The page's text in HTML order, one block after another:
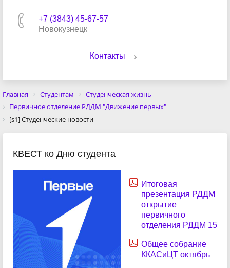
+7 (3843) 45-67-57
Новокузнецк
Контакты
Главная Студентам
Студенческая жизнь
Первичное отделение РДДМ "Движение первых"
[s1] Студенческие новости
КВЕСТ ко Дню студента
Итоговая
презентация РДДМ
открытие
первичного
отделения РДДМ 15
Общее собрание
ККАСиЦТ октябрь